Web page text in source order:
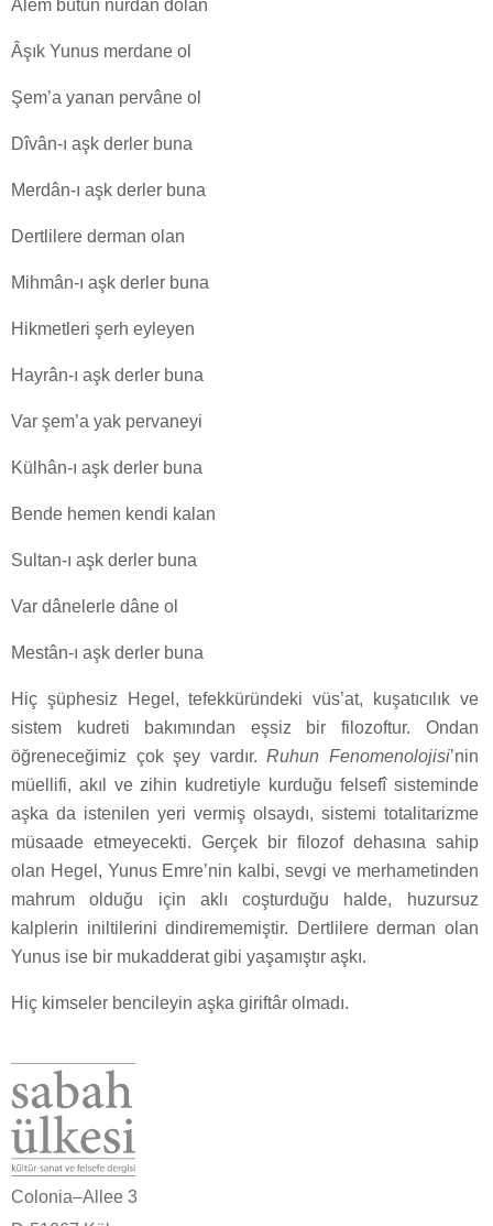
Alem bütün nurdan dolan
Âşık Yunus merdane ol
Şem’a yanan pervâne ol
Dîvân-ı aşk derler buna
Merdân-ı aşk derler buna
Dertlilere derman olan
Mihmân-ı aşk derler buna
Hikmetleri şerh eyleyen
Hayrân-ı aşk derler buna
Var şem’a yak pervaneyi
Külhân-ı aşk derler buna
Bende hemen kendi kalan
Sultan-ı aşk derler buna
Var dânelerle dâne ol
Mestân-ı aşk derler buna
Hiç şüphesiz Hegel, tefekküründeki vüs’at, kuşatıcılık ve
sistem kudreti bakımından eşsiz bir filozoftur. Ondan
öğreneceğimiz çok şey vardır.Ruhun Fenomenolojisi’nin
müellifi, akıl ve zihin kudretiyle kurduğu felsefî sisteminde
aşka da istenilen yeri vermiş olsaydı, sistemi totalitarizme
müsaade etmeyecekti. Gerçek bir filozof dehasına sahip
olan Hegel, Yunus Emre’nin kalbi, sevgi ve merhametinden
mahrum olduğu için aklı coşturduğu halde, huzursuz
kalplerin iniltilerini dindirememiştir. Dertlilere derman olan
Yunus ise bir mukadderat gibi yaşamıştır aşkı.
Hiç kimseler bencileyin aşka giriftâr olmadı.
Colonia–Allee 3